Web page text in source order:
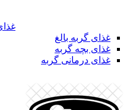
غذای گربه بالغ
غذای بچه گربه
غذای درمانی گربه